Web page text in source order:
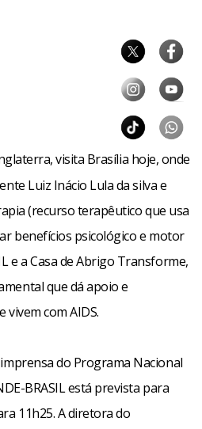
visita Brasília hoje, onde
Luiz Inácio Lula da silva e
(recurso terapêutico que usa
benefícios psicológico e motor
e a Casa de Abrigo Transforme,
que dá apoio e
com AIDS.
do Programa Nacional
BRASIL está prevista para
11h25. A diretora do